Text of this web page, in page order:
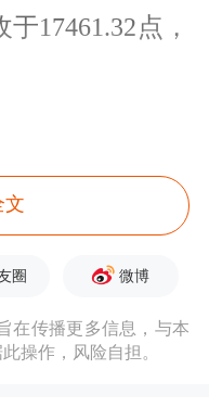
17461.32点，
文
圈 微博
在传播更多信息，与本
操作，风险自担。